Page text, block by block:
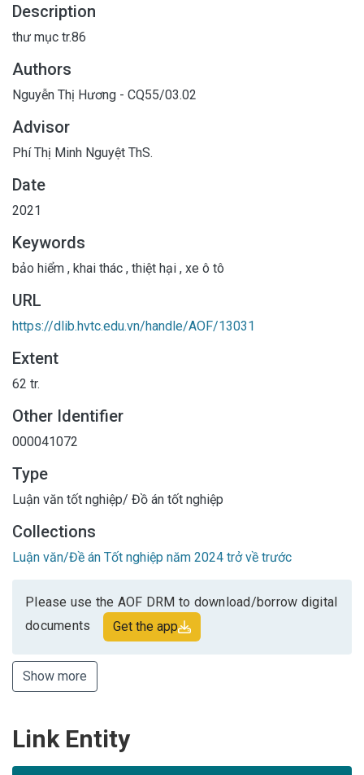
Description
thư mục tr.86
Authors
Nguyễn Thị Hương - CQ55/03.02
Advisor
Phí Thị Minh Nguyệt ThS.
Date
2021
Keywords
bảo hiểm , khai thác , thiệt hại , xe ô tô
URL
https://dlib.hvtc.edu.vn/handle/AOF/13031
Extent
62 tr.
Other Identifier
000041072
Type
Luận văn tốt nghiệp/ Đồ án tốt nghiệp
Collections
Luận văn/Đề án Tốt nghiệp năm 2024 trở về trước
Please use the AOF DRM to download/borrow digital
documents
Get the app
Show more
Link Entity